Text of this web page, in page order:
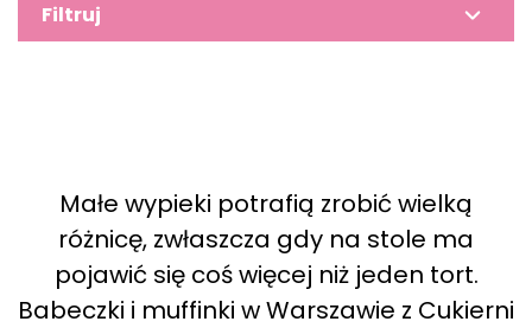
Filtruj
Małe wypieki potrafią zrobić wielką
różnicę, zwłaszcza gdy na stole ma
pojawić się coś więcej niż jeden tort.
Babeczki i muffinki w Warszawie z Cukierni